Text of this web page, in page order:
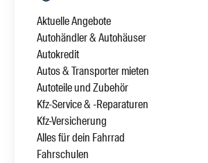
Aktuelle Angebote
Autohändler & Autohäuser
Autokredit
Autos & Transporter mieten
Autoteile und Zubehör
Kfz-Service & -Reparaturen
Kfz-Versicherung
Alles für dein Fahrrad
Fahrschulen